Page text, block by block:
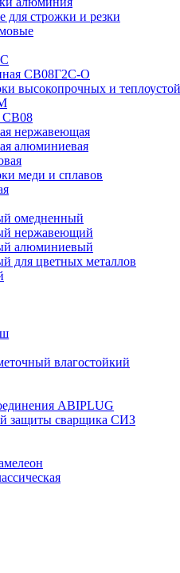
для строжки и резки
СВ08Г2С-О
высокопрочных и
СВ08
нержавеющая
алюминиевая
меди и сплавов
омедненный
нержавеющий
алюминиевый
для цветных металлов
влагостойкий
ABIPLUG
защиты сварщика СИЗ